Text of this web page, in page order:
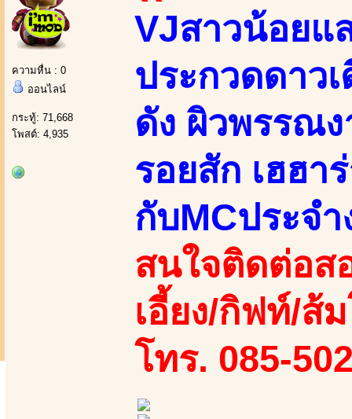
ความหื่น : 0
ออนไลน์
กระทู้: 71,668
โพสต์: 4,935
VJสาวน้อยแ
ประกวดดาว
ดัง ผิวพรรณ
รอยสัก เฮฮา
กับMCประจ
สนใจติดต่อส
เอี้ยง/กิฟท์/ส้
โทร. 085-